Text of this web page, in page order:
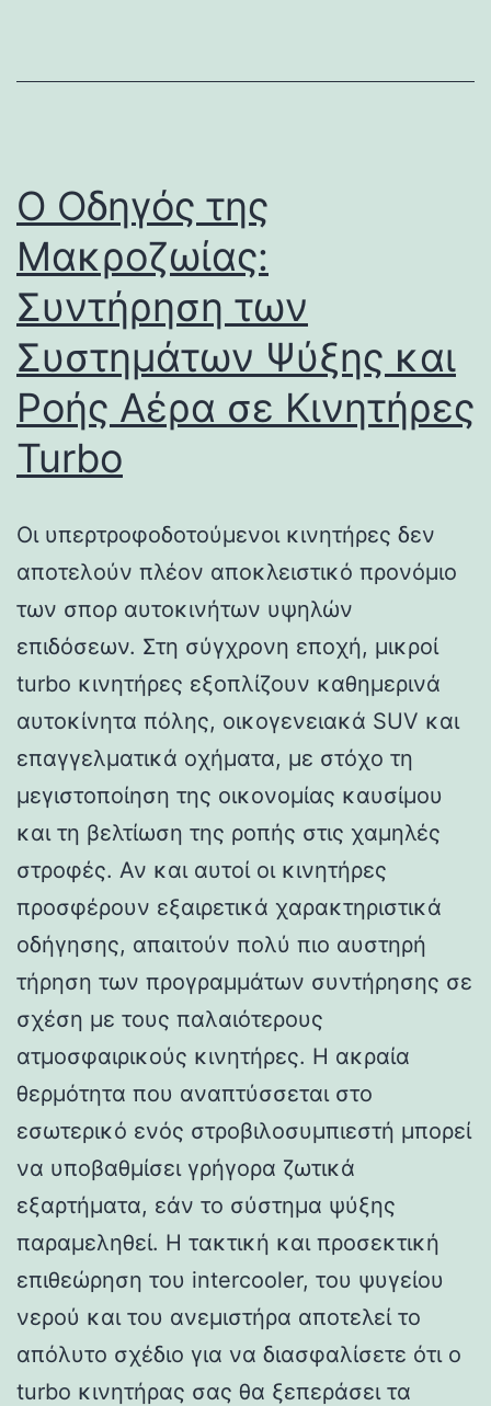
Ο Οδηγός της
Μακροζωίας:
Συντήρηση των
Συστημάτων Ψύξης και
Ροής Αέρα σε Κινητήρες
Turbo
Οι υπερτροφοδοτούμενοι κινητήρες δεν
αποτελούν πλέον αποκλειστικό προνόμιο
των σπορ αυτοκινήτων υψηλών
επιδόσεων. Στη σύγχρονη εποχή, μικροί
turbo κινητήρες εξοπλίζουν καθημερινά
αυτοκίνητα πόλης, οικογενειακά SUV και
επαγγελματικά οχήματα, με στόχο τη
μεγιστοποίηση της οικονομίας καυσίμου
και τη βελτίωση της ροπής στις χαμηλές
στροφές. Αν και αυτοί οι κινητήρες
προσφέρουν εξαιρετικά χαρακτηριστικά
οδήγησης, απαιτούν πολύ πιο αυστηρή
τήρηση των προγραμμάτων συντήρησης σε
σχέση με τους παλαιότερους
ατμοσφαιρικούς κινητήρες. Η ακραία
θερμότητα που αναπτύσσεται στο
εσωτερικό ενός στροβιλοσυμπιεστή μπορεί
να υποβαθμίσει γρήγορα ζωτικά
εξαρτήματα, εάν το σύστημα ψύξης
παραμεληθεί. Η τακτική και προσεκτική
επιθεώρηση του intercooler, του ψυγείου
νερού και του ανεμιστήρα αποτελεί το
απόλυτο σχέδιο για να διασφαλίσετε ότι ο
turbo κινητήρας σας θα ξεπεράσει τα